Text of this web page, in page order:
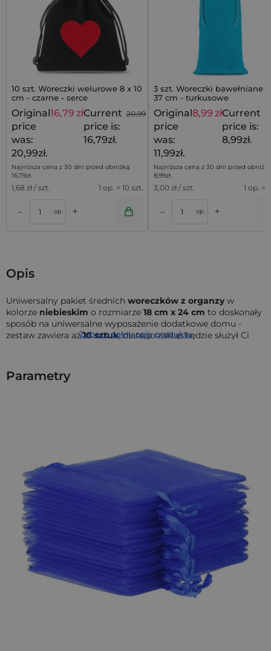
10 szt. Woreczki welurowe 8 x 10
cm - czarne - serce
20,99
Original
price
was:
20,99zł.
16,79 złCurrent
price is:
16,79zł.
Najniższa cena z 30 dni przed obniżką:
16,79zł.
1,68 zł / szt. 1 op. = 10 szt.
– op. +
3 szt. Woreczki bawełniane
37 cm - turkusowe
Original
price
was:
11,99zł.
8,99 złCurrent
price is:
8,99zł.
Najniższa cena z 30 dni przed
8,99zł.
3,00 zł / szt. 1 op. =
– op. +
Dodaj do koszyka
Opis
Uniwersalny pakiet średnich woreczków z organzy w
kolorze niebieskim o rozmiarze 18 cm x 24 cm to doskonały
sposób na uniwersalne wyposażenie dodatkowe domu -
zestaw zawiera aż10 sztuk, dlatego zakup będzie służył Ci
Woreczki z organzy
Możemy również wykonać woreczki z nadrukiem dodając
Twoje logo bezpośrednio na materiale - wystarczy się z nami
skontaktować.
Zobacz pełny opis produktu
Parametry